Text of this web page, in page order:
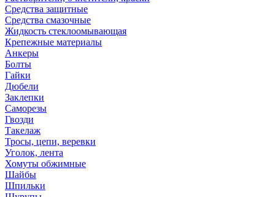
Средства защитные
Средства смазочные
Жидкость стеклоомывающая
Крепежные материалы
Анкеры
Болты
Гайки
Дюбели
Заклепки
Саморезы
Гвозди
Такелаж
Тросы, цепи, веревки
Уголок, лента
Хомуты обжимные
Шайбы
Шпильки